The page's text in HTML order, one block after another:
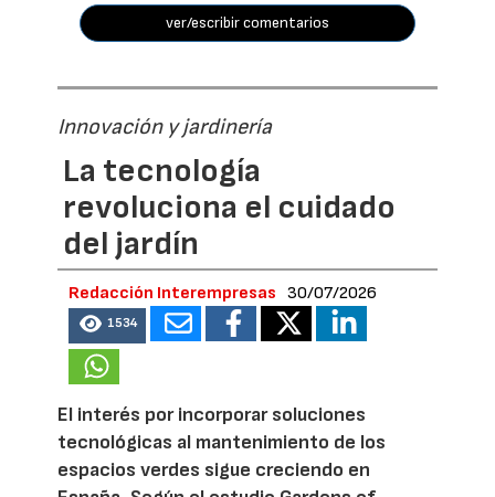
ver/escribir comentarios
Innovación y jardinería
La tecnología
revoluciona el cuidado
del jardín
Redacción Interempresas 30/07/2026
1534
El interés por incorporar soluciones
tecnológicas al mantenimiento de los
espacios verdes sigue creciendo en